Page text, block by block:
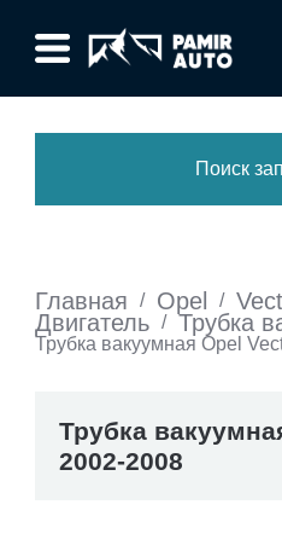
Поиск
Главная / Opel /
Двигатель / Трубка
Трубка вакуумная Opel
Трубка
2002-2008